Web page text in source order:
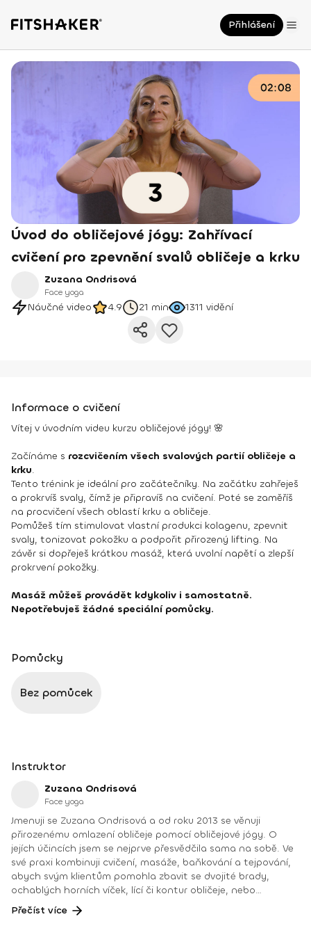
Přihlášení
Úvod do obličejové jógy: Zahřívací
cvičení pro zpevnění svalů obličeje a krku
Zuzana Ondrisová
Face yoga
Náučné video 4.9 21 min 1311 vidění
Informace o cvičení
Vítej v úvodním videu kurzu obličejové jógy! 🌸
Začínáme s rozcvičením všech svalových partií obličeje a
krku.
Tento trénink je ideální pro začátečníky. Na začátku zahřeješ
a prokrvíš svaly, čímž je připravíš na cvičení. Poté se zaměříš
na procvičení všech oblastí krku a obličeje.
Pomůžeš tím stimulovat vlastní produkci kolagenu, zpevnit
svaly, tonizovat pokožku a podpořit přirozený lifting. Na
závěr si dopřeješ krátkou masáž, která uvolní napětí a zlepší
prokrvení pokožky.
Masáž můžeš provádět kdykoliv i samostatně.
Nepotřebuješ žádné speciální pomůcky.
Pomůcky
Bez pomůcek
Instruktor
Zuzana Ondrisová
Face yoga
Jmenuji se Zuzana Ondrisová a od roku 2013 se věnuji
přirozenému omlazení obličeje pomocí obličejové jógy. O
jejích účincích jsem se nejprve přesvědčila sama na sobě. Ve
své praxi kombinuji cvičení, masáže, baňkování a tejpování,
abych svým klientům pomohla zbavit se dvojité brady,
ochablých horních víček, lící či kontur obličeje, nebo
pomohla navrátit cit do ochrnuté části obličeje. Od roku
2018 školím pod vlastní značkou Face Yoga Institute budoucí
Přečíst více